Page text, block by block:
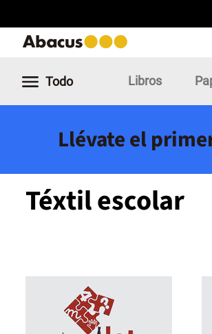
Todo Libros
Llévate el
Téxtil escolar